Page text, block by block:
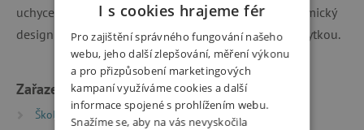
uchycení krytky jako prevence proti praskání. Ergonomický
design umožňující přirozený úchop a manipulaci s krytkou.
Zařazeno v kategoriích
Školní batohy a aktovky
I s cookies hrajeme fér
Pro zajištění správného fungování našeho
webu, jeho další zlepšování, měření výkonu
a pro přizpůsobení marketingových
kampaní využíváme cookies a další
informace spojené s prohlížením webu.
Snažíme se, aby na vás nevyskočila